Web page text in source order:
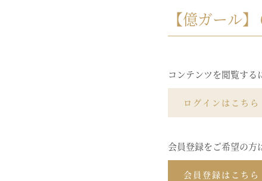
【億ガール
コンテンツを閲覧する
ログインはこちら
会員登録をご希望の方
会員登録はこちら